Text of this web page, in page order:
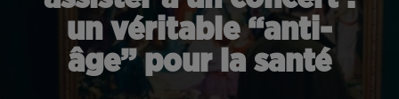
un véritable “anti-
âge” pour la santé